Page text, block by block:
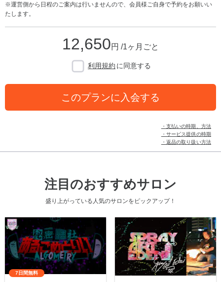
※運営側から日程のご案内は行いませんので、会員様ご自身で予約をお願いい
たします。
12,650円 /1ヶ月ごと
利用規約 に同意する
このプランに入会する
・支払いの時期、方法
・サービス提供の時期
・返品の取り扱い方法
注目のおすすめサロン
盛り上がっている人気のサロンをピックアップ！
7日間無料